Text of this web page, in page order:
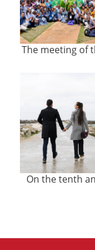
The meeting of
On the tenth